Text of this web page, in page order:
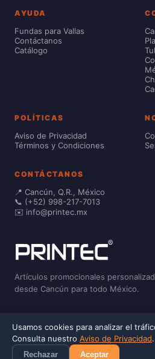
Usamos cookies para analizar el
Consulta nuestro Aviso de Privacidad.
Rechazar Aceptar
AYUDA
Fundas para Vallas
Contáctanos
Catálogo
POLÍTICAS
Aviso de Privacidad
Términos y Condiciones
CONTÁCTANOS
📍 Cancún, Q.R., México
📞 (+52) 998-217-7013
✉️ info@printec.mx
Artículos promocionales
desde Cancún para todo México.
© 2026 Printec. Precios Incluyen
personalización, estos costos se